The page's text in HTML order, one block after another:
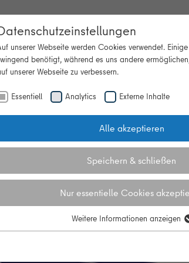
Beratung Themen
unserer Webseite werden Cookies verwendet.
benötigt, während es uns andere
unserer Webseite zu verbessern.
Essentiell Analytics Externe Inhalte
Alle akzeptieren
Speichern & schließen
Nur essentielle Cookies
Weitere Informationen anzeigen